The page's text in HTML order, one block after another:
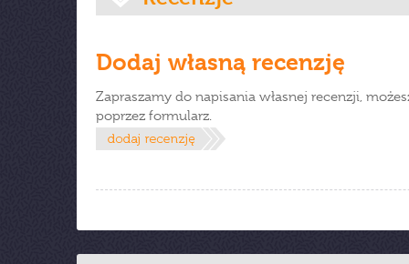
Dodaj własną recenzję
Zapraszamy do napisania własnej recenzji,
poprzez formularz.